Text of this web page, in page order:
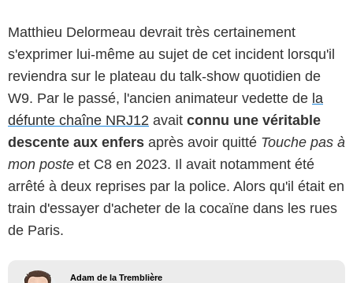
Matthieu Delormeau devrait très certainement
s'exprimer lui-même au sujet de cet incident lorsqu'il
reviendra sur le plateau du talk-show quotidien de
W9. Par le passé, l'ancien animateur vedette de la
défunte chaîne NRJ12 avait connu une véritable
descente aux enfers après avoir quitté Touche pas à
mon poste et C8 en 2023. Il avait notamment été
arrêté à deux reprises par la police. Alors qu'il était en
train d'essayer d'acheter de la cocaïne dans les rues
de Paris.
Adam de la Tremblière